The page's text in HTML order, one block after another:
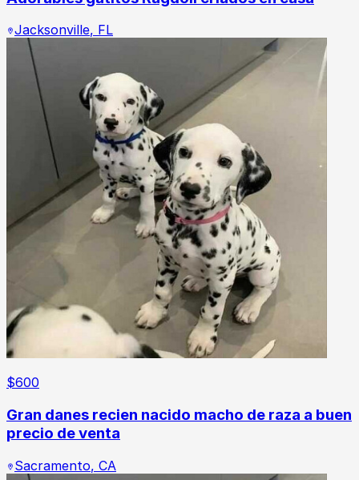
Jacksonville, FL
$600
Gran danes recien nacido macho de raza a buen
precio de venta
Sacramento, CA